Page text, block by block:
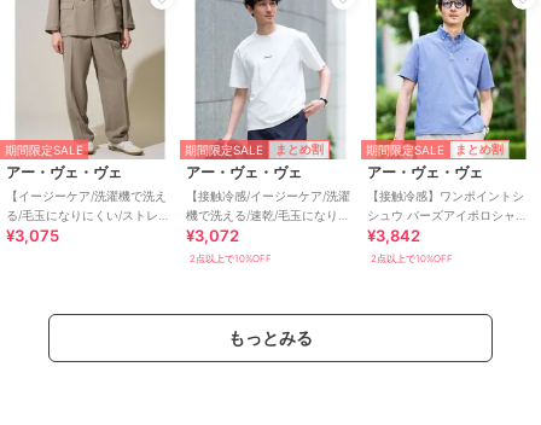
期間限定SALE
アー・ヴェ・ヴェ
【イージーケア/洗濯機で洗え
る/毛玉になりにくい/ストレッ
チ】メッシュストレッチワン
¥3,075
期間限定SALE まとめ割
アー・ヴェ・ヴェ
【接触冷感/イージーケア/洗濯
機で洗える/速乾/毛玉になりに
くい】ミニロゴプリントセミ
ワイドシルエッ
¥3,072
2点以上で10%OFF
期間限定SALE まとめ割
アー・ヴェ・ヴェ
【接触冷感】ワンポイントシ
シュウ バーズアイポロシャツ
〈洗濯機で洗える / イージーケ
ア / 毛玉に
¥3,842
2点以上で10%OFF
もっとみる